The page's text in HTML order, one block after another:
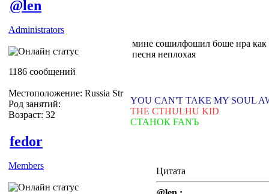
@len
Administrators
1186 сообщений
Местоположение: Russia Str
Род занятий:
Возраст: 32
мине сошилфошил боше нра как
песня неплохая
YOU CAN'T TAKE MY SOUL
THE CTHULHU KID
СТАНОК FANЪ
fedor
Members
Цитата